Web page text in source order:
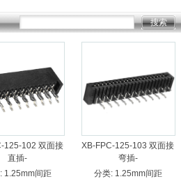
125-102 双面接
直插-
1.25mm间距
XB-FPC-125-103 双面接
弯插-
分类: 1.25mm间距